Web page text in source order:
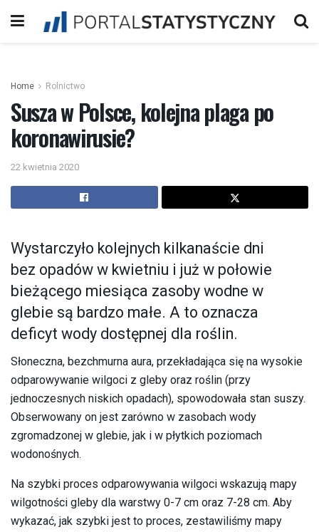
Home Rolnictwo
Susza w Polsce, kolejna plaga po
koronawirusie?
22 kwietnia 2020
Wystarczyło kolejnych kilkanaście dni
bez opadów w kwietniu i już w połowie
bieżącego miesiąca zasoby wodne w
glebie są bardzo małe. A to oznacza
deficyt wody dostępnej dla roślin.
Słoneczna, bezchmurna aura, przekładająca się na wysokie
odparowywanie wilgoci z gleby oraz roślin (przy
jednoczesnych niskich opadach), spowodowała stan suszy.
Obserwowany on jest zarówno w zasobach wody
zgromadzonej w glebie, jak i w płytkich poziomach
wodonośnych.
Na szybki proces odparowywania wilgoci wskazują mapy
wilgotności gleby dla warstwy 0-7 cm oraz 7-28 cm. Aby
wykazać, jak szybki jest to proces, zestawiliśmy mapy